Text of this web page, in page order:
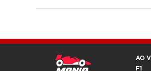
AO
F1